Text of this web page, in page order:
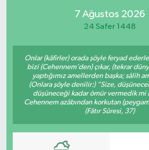
7 Ağustos 2026
24 Safer 1448
Onlar (kâfirler) orada şöyle feryad
bizi (Cehennem’den) çıkar, (tekrar
yaptığımız amellerden başka; sâlih
(Onlara şöyle denilir:) "Size,
düşüneceği kadar ömür vermedik mi
Cehennem azâbından korkutan
(Fâtır Sûresi, 37)